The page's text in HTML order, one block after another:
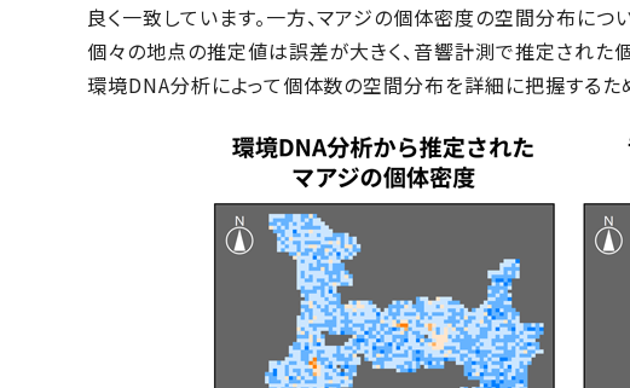
良く一致しています。一方、マアジの個体密度の空間分布に
個々の地点の推定値は誤差が大きく、音響計測で推定された
環境DNA分析によって個体数の空間分布を詳細に把握するた